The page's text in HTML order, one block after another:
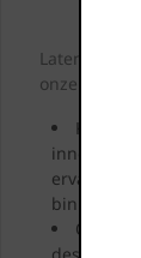
Laten we
onze
Kom
ervaar uw
Onze
deskundig